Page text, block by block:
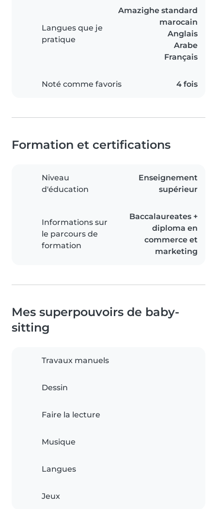
Langues que je
pratique
Amazighe standard
marocain
Anglais
Arabe
Français
Noté comme favoris 4 fois
Formation et certifications
Niveau
d'éducation
Enseignement
supérieur
Informations sur
le parcours de
formation
Baccalaureates +
diploma en
commerce et
marketing
Mes superpouvoirs de baby-
sitting
Travaux manuels
Dessin
Faire la lecture
Musique
Langues
Jeux